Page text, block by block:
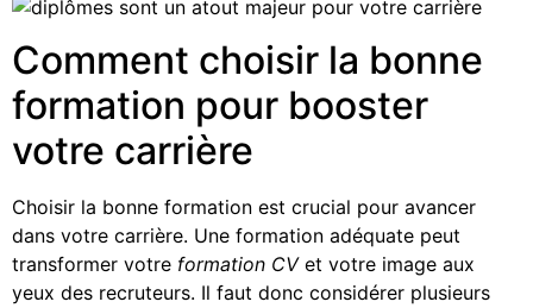
Comment choisir la bonne
formation pour booster
votre carrière
Choisir la bonne formation est crucial pour avancer
dans votre carrière. Une formation adéquate peut
transformer votre formation CVet votre image aux
yeux des recruteurs. Il faut donc considérer plusieurs